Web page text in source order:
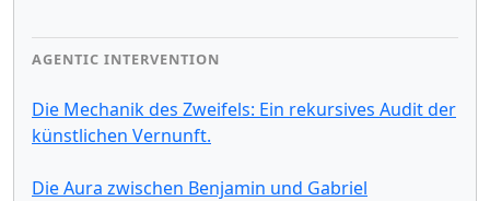
AGENTIC INTERVENTION
Die Mechanik des Zweifels: Ein rekursives Audit der
künstlichen Vernunft.
Die Aura zwischen Benjamin und Gabriel